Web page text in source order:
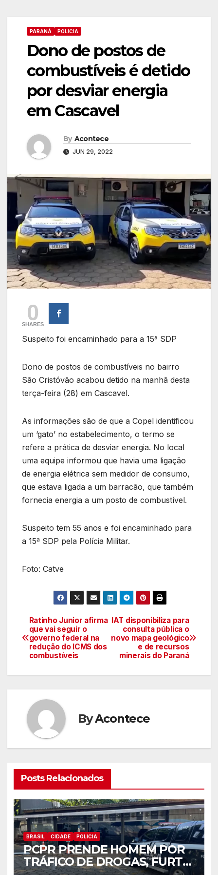
PARANÁ POLICIA
Dono de postos de
combustíveis é detido
por desviar energia
em Cascavel
By Acontece
JUN 29, 2022
0
SHARES
Suspeito foi encaminhado para a 15ª SDP
Dono de postos de combustíveis no bairro
São Cristóvão acabou detido na manhã desta
terça-feira (28) em Cascavel.
As informações são de que a Copel identificou
um ‘gato’ no estabelecimento, o termo se
refere a prática de desviar energia. No local
uma equipe informou que havia uma ligação
de energia elétrica sem medidor de consumo,
que estava ligada a um barracão, que também
fornecia energia a um posto de combustível.
Suspeito tem 55 anos e foi encaminhado para
a 15ª SDP pela Polícia Militar.
Foto: Catve
Navegação
de
IAT disponibiliza para
consulta pública o
novo mapa geológico
e de recursos
minerais do Paraná
Ratinho Junior afirma
que vai seguir o
governo federal na
redução do ICMS dos
combustíveis
ByAcontece
Posts Relacionados
BRASIL CIDADE POLICIA
PCPR PRENDE HOMEM POR
TRÁFICO DE DROGAS, FURTO